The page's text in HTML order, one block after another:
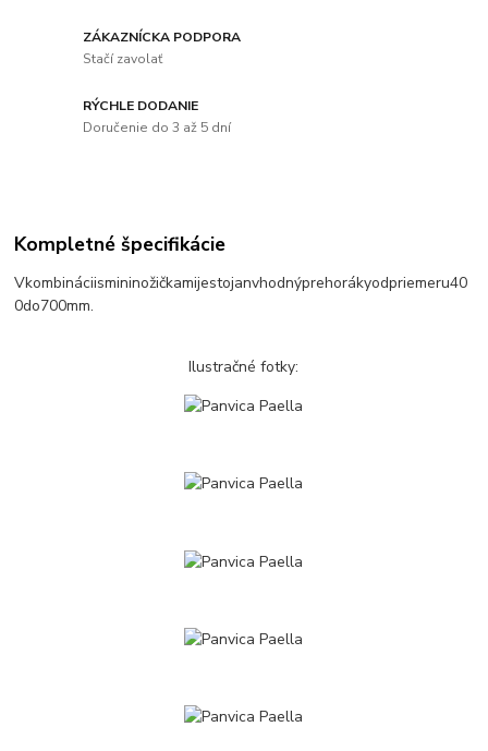
ZÁKAZNÍCKA PODPORA
Stačí zavolať
RÝCHLE DODANIE
Doručenie do 3 až 5 dní
Kompletné špecifikácie
Vkombináciismininožičkamijestojanvhodnýprehorákyodpriemeru40
0do700mm.
Ilustračné fotky: